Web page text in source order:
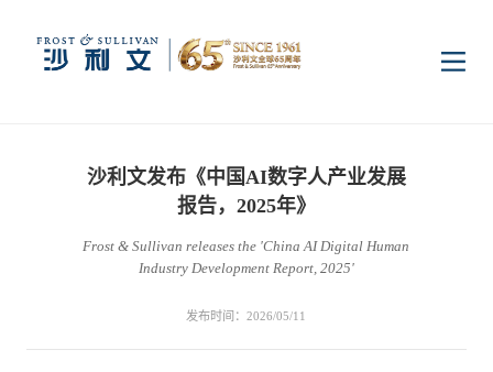
沙利文发布《中国AI数字人产业发展
报告，2025年》
Frost & Sullivan releases the 'China AI Digital Human
Industry Development Report, 2025'
发布时间：2026/05/11